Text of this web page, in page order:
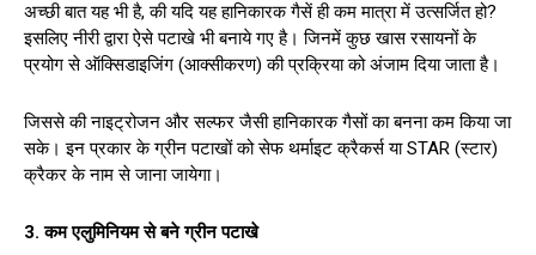
अच्छी बात यह भी है, की यदि यह हानिकारक गैसें ही कम मात्रा में उत्सर्जित हो?
इसलिए नीरी द्वारा ऐसे पटाखे भी बनाये गए है। जिनमें कुछ खास रसायनों के
प्रयोग से ऑक्सिडाइजिंग (आक्सीकरण) की प्रक्रिया को अंजाम दिया जाता है।
जिससे की नाइट्रोजन और सल्फर जैसी हानिकारक गैसों का बनना कम किया जा
सके। इन प्रकार के ग्रीन पटाखों को सेफ थर्माइट क्रैकर्स या STAR (स्टार)
क्रैकर के नाम से जाना जायेगा।
3. कम एलुमिनियम से बने ग्रीन पटाखे